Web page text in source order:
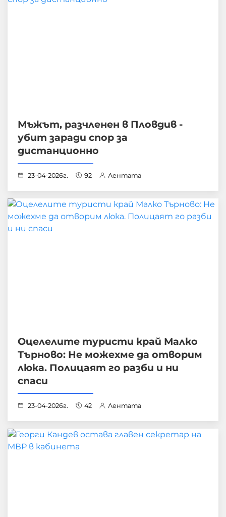
Мъжът, разчленен в Пловдив -
убит заради спор за
дистанционно
23-04-2026г. 92 Лентата
Оцелелите туристи край Малко
Търново: Не можехме да отворим
люка. Полицаят го разби и ни
спаси
23-04-2026г. 42 Лентата